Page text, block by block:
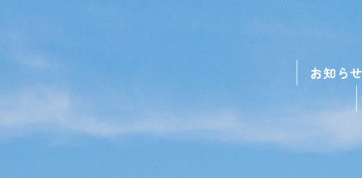
お知ら